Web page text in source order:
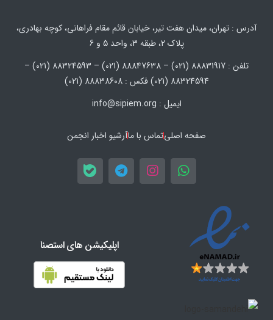
آدرس : تهران، میدان هفت تیر، خیابان قائم مقام فراهانی، کوچه بهادری،
پلاک 2، طبقه 3، واحد 5 و 6
تلفن : 88831917 (021) – 88847638 (021) – 88324593 (021) –
88324594 (021) فکس : 88838608 (021)
ایمیل : info@sipiem.org
صفحه اصلیتماس با ماآرشیو اخبار انجمن
اپلیکیشن های استصنا